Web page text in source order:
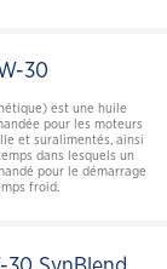
30
est une huile
pour les moteurs
et suralimentés, ainsi
dans lesquels un
pour le démarrage
froid.